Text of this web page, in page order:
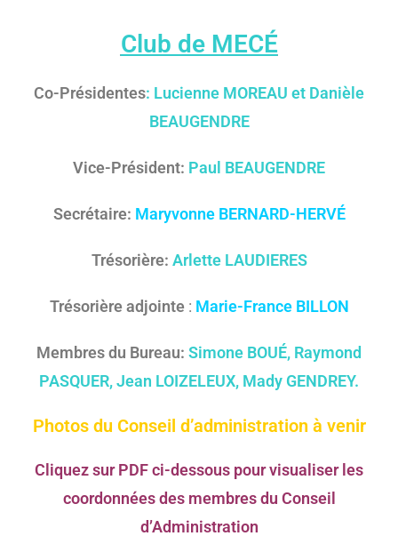
Club de MECÉ
Co-Présidentes: Lucienne MOREAU et Danièle
BEAUGENDRE
Vice-Président: Paul BEAUGENDRE
Secrétaire: Maryvonne BERNARD-HERVÉ
Trésorière: Arlette LAUDIERES
Trésorière adjointe : Marie-France BILLON
Membres du Bureau: Simone BOUÉ, Raymond
PASQUER, Jean LOIZELEUX, Mady GENDREY.
Photos du Conseil d’administration à venir
Cliquez sur PDF ci-dessous pour visualiser les
coordonnées des membres du Conseil
d’Administration